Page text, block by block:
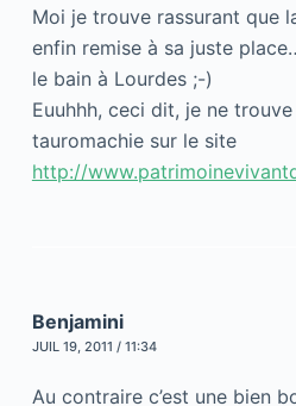
Moi je trouve rassurant que
enfin remise à sa juste
le bain à Lourdes ;-)
Euuhhh, ceci dit, je ne
tauromachie sur le site
http://
Benjamini
JUIL 19, 2011 / 11:34
Au contraire c’est une bien